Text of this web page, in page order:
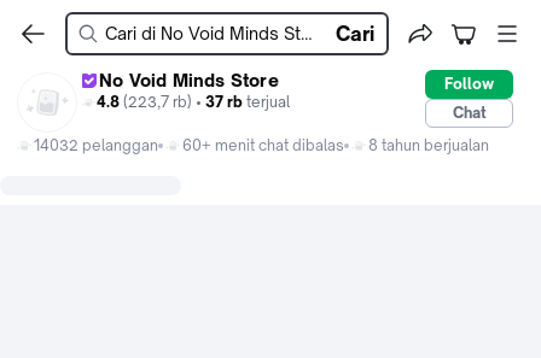
Cari
No Void Minds Store
4.8 (223,7 rb) • 37 rb terjual
Follow
Chat
14032 pelanggan
60+ menit chat dibalas 8 tahun berjualan